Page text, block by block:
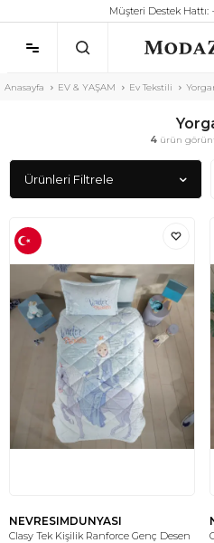
Müşteri Destek Hattı:
Anasayfa EV & YAŞAM Ev Tekstili
4ürün
Ürünleri Filtrele
NEVRESIMDUNYASI
Clasy Tek Kişilik Ranforce Genç Desen